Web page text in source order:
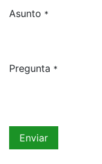
Asunto *
Pregunta *
Enviar